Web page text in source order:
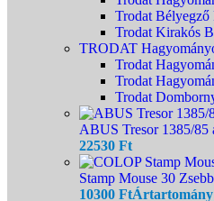
Trodat Bélyegző
Trodat Kirakós
TRODAT
Trodat
Trodat
Trodat
ABUS Tresor 1385/85
22530 Ft
Stamp Mouse 30
10300 Ft